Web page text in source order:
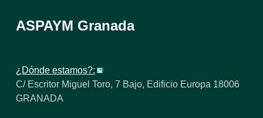
ASPAYM Granada
¿Dónde estamos?:
C/ Escritor Miguel Toro, 7 Bajo, Edificio Europa 18006
GRANADA